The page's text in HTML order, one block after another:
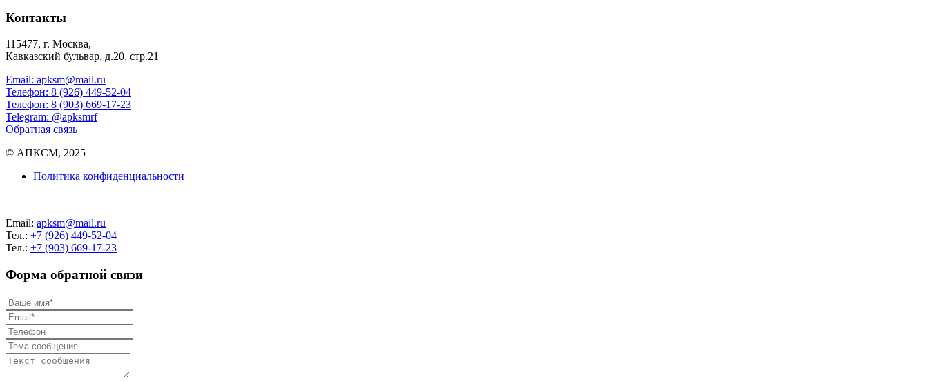
Контакты
115477, г. Москва,
Кавказский бульвар, д.20, стр.21
Email: apksm@mail.ru
Телефон: 8 (926) 449-52-04
Телефон: 8 (903) 669-17-23
Telegram: @apksmrf
Обратная связь
© АПКСМ, 2025
Политика конфиденциальности
Email: apksm@mail.ru
Тел.: +7 (926) 449-52-04
Тел.: +7 (903) 669-17-23
Форма обратной связи